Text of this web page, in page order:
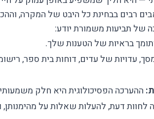
רבים בבחינת כל היבט של המקרה,
של תביעות משמורת יודע:
ותומך בראיות של הטענות שלך.
עדויות של עדים, דוחות בית ספר,
ההערכה הפסיכולוגית היא חלק משמעותי
לחוות דעת, להעלות שאלות על מהימנותן,